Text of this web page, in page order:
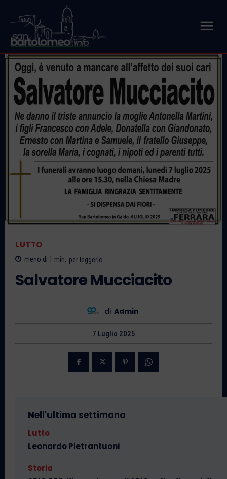
LUTTO
meno di 1 min. per leggerlo
Salvatore Mucciacito
di Admin
7 Luglio 2025
Nell'ultima settimana
Lutto
Leonardo Pietrantuoni
Storia